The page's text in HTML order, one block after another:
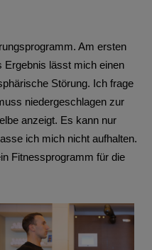
Am ersten
Ergebnis lässt mich einen
Störung. Ich frage
niedergeschlagen zur
anzeigt. Es kann nur
ich mich nicht aufhalten.
Fitnessprogramm für die